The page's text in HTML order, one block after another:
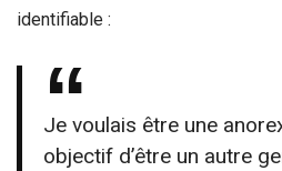
identifiable :
Je voulais être une
objectif d’être un autre